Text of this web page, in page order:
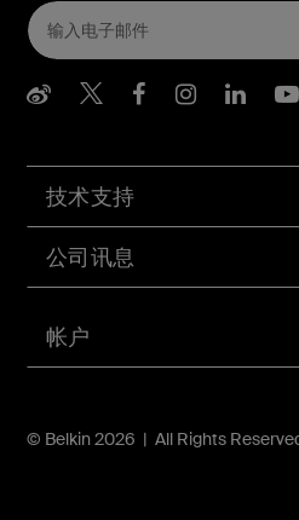
帐户
技术支持
公司讯息
© Belkin 2026 | All Rights
Belkin Weibo
Belkin Twitter
BelkinBelkin